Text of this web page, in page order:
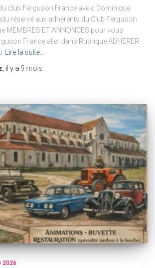
club Ferguson France ave c Dominique
réservé aux adhérents du Club Ferguson
MEMBRES ET ANNONCES pour vous
France aller dans Rubrique ADHERER
Lire la suite…
, il y a 9 mois
2026